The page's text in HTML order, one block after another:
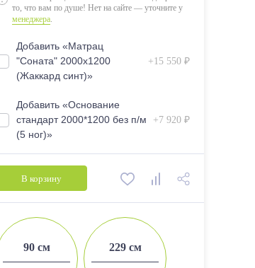
то, что вам по душе! Нет на сайте — уточните у
менеджера.
Добавить «Матрац
"Соната" 2000х1200
(Жаккард синт)»
+15 550 ₽
Добавить «Основание
стандарт 2000*1200 без п/м
(5 ног)»
+7 920 ₽
В корзину
90 см 229 см